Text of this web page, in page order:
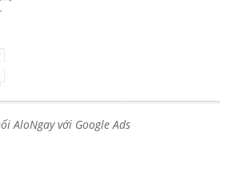
AloNgay với Google Ads